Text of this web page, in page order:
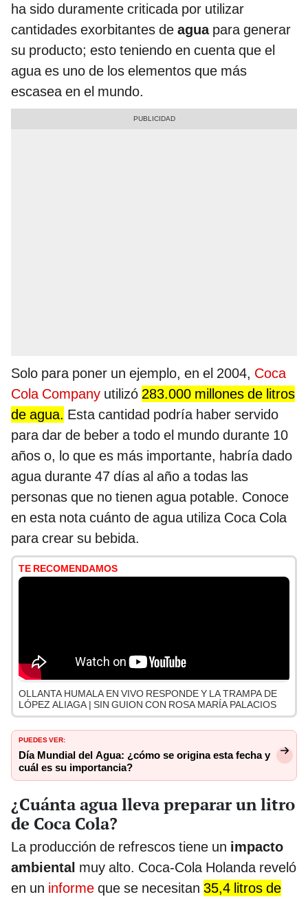
ha sido duramente criticada por utilizar
cantidades exorbitantes de agua para generar
su producto; esto teniendo en cuenta que el
agua es uno de los elementos que más
escasea en el mundo.
Solo para poner un ejemplo, en el 2004, Coca
Cola Company utilizó 283.000 millones de litros
de agua. Esta cantidad podría haber servido
para dar de beber a todo el mundo durante 10
años o, lo que es más importante, habría dado
agua durante 47 días al año a todas las
personas que no tienen agua potable. Conoce
en esta nota cuánto de agua utiliza Coca Cola
para crear su bebida.
TE RECOMENDAMOS
OLLANTA HUMALA EN VIVO RESPONDE Y LA TRAMPA DE
LÓPEZ ALIAGA | SIN GUION CON ROSA MARÍA PALACIOS
PUEDES VER:
Día Mundial del Agua: ¿cómo se origina esta fecha y
cuál es su importancia?
¿Cuánta agua lleva preparar un litro
de Coca Cola?
La producción de refrescos tiene un impacto
ambiental muy alto. Coca-Cola Holanda reveló
en un informe que se necesitan 35,4 litros de